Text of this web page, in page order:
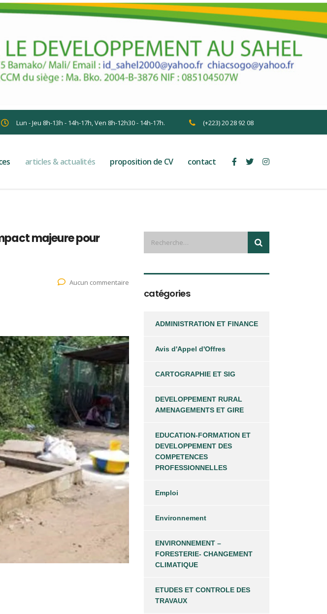
Lun - Jeu 8h-13h - 14h-17h, Ven 8h-12h30 - 14h-17h. (+223) 20 28 92 08
articles & actualités proposition de CV contact
majeure pour
Aucun commentaire
catégories
ADMINISTRATION ET FINANCE
Avis d'Appel d'Offres
CARTOGRAPHIE ET SIG
DEVELOPPEMENT RURAL
AMENAGEMENTS ET GIRE
EDUCATION-FORMATION ET
DEVELOPPEMENT DES
COMPETENCES
PROFESSIONNELLES
Emploi
Environnement
ENVIRONNEMENT –
FORESTERIE- CHANGEMENT
CLIMATIQUE
ETUDES ET CONTROLE DES
TRAVAUX